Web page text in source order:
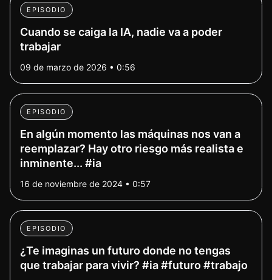
EPISODIO
Cuando se caiga la IA, nadie va a poder
trabajar
09 de marzo de 2026 • 0:56
EPISODIO
En algún momento las máquinas nos van a
reemplazar? Hay otro riesgo más realista e
inminente... #ia
16 de noviembre de 2024 • 0:57
EPISODIO
¿Te imaginas un futuro donde no tengas
que trabajar para vivir? #ia #futuro #trabajo